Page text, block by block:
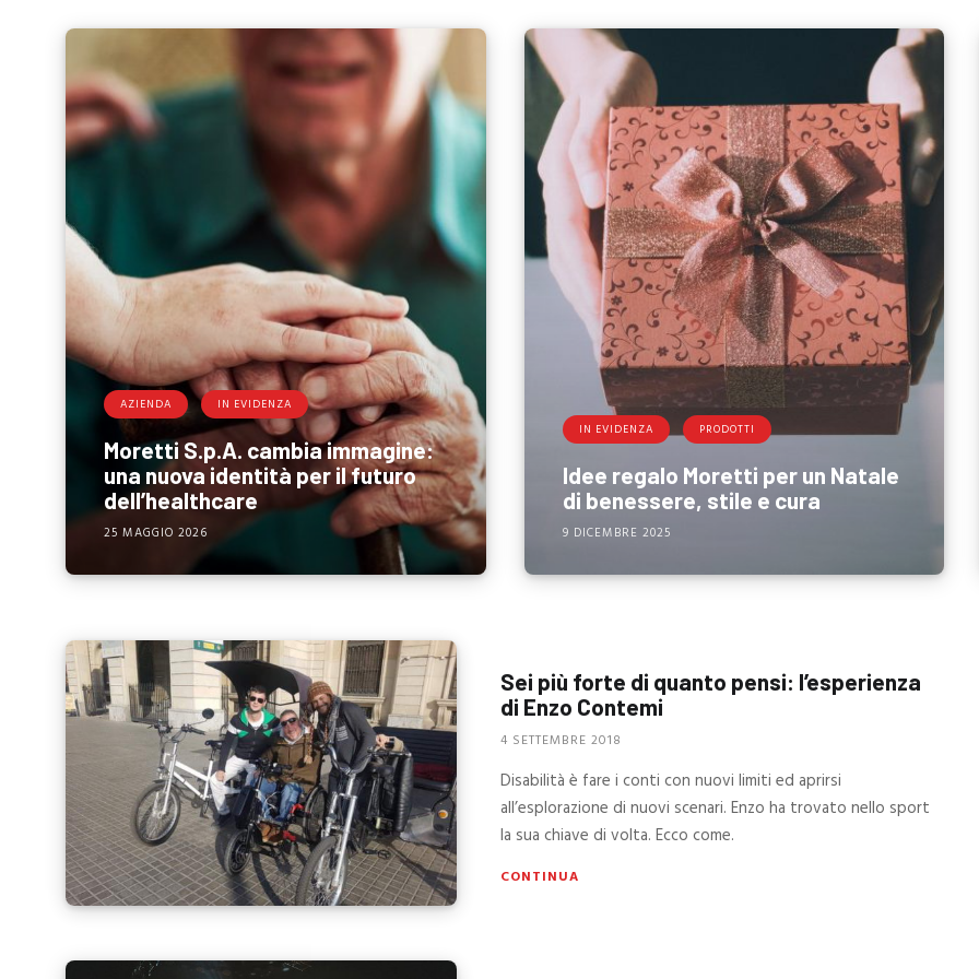
AZIENDA IN EVIDENZA
Moretti S.p.A. cambia immagine:
una nuova identità per il futuro
dell’healthcare
25 MAGGIO 2026
IN EVIDENZA PRODOTTI
Idee regalo Moretti per un Natale
di benessere, stile e cura
9 DICEMBRE 2025
Sei più forte di quanto pensi: l’esperienza
di Enzo Contemi
4 SETTEMBRE 2018
Disabilità è fare i conti con nuovi limiti ed aprirsi
all’esplorazione di nuovi scenari. Enzo ha trovato nello sport
la sua chiave di volta. Ecco come.
CONTINUA